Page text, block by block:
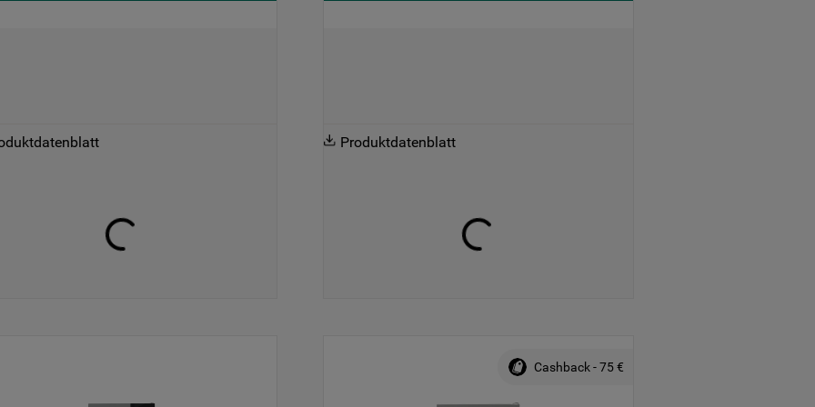
Produktdatenblatt
Cashback - 75 €